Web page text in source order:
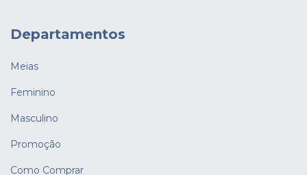
Departamentos
Meias
Feminino
Masculino
Promoção
Como Comprar